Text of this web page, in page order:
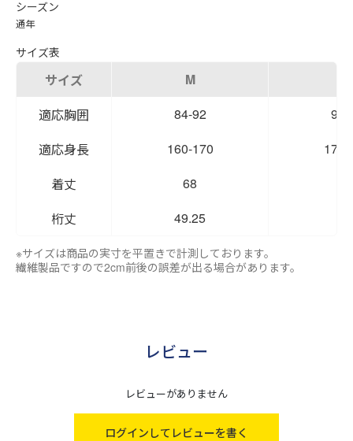
シーズン
通年
サイズ表
サイズ M
適応胸囲
84-92
90-
適応身長
160-170
170-
着丈
68
桁丈
49.25
※サイズは商品の実寸を平置きで計測しております。
繊維製品ですので2cm前後の誤差が出る場合があります。
レビュー
レビューがありません
ログインしてレビューを書く